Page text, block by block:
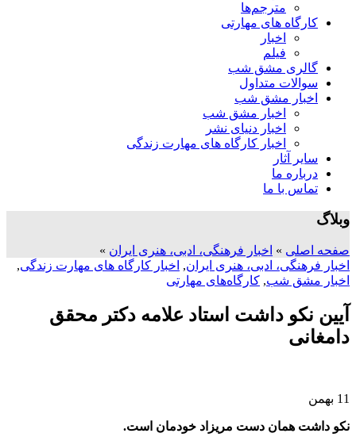
مترجم‌ها
کارگاه های مهارتی
اخبار
فیلم
گالری مشق شب
سوالات متداول
اخبار مشق شب
اخبار مشق شب
اخبار دنیای نشر
اخبار کارگاه های مهارت زندگی
سایر آثار
درباره ما
تماس با ما
وبلاگ
صفحه اصلی » اخبار فرهنگی، ادبی، هنری ایران »
اخبار فرهنگی، ادبی، هنری ایران, اخبار کارگاه های مهارت زندگی,
اخبار مشق شب, کارگاه‌های مهارتی
آیین نکو داشت استاد علامه دکتر محقق
دامغانی
11 بهمن
نکو داشت همان دست مریزاد خودمان است.